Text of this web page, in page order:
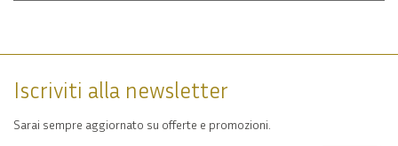
Iscriviti alla newsletter
Sarai sempre aggiornato su offerte e promozioni.